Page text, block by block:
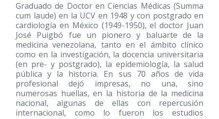
Graduado de Doctor en Ciencias Médicas (Summa
cum laude) en la UCV en 1948 y con postgrado en
cardiología en México (1949-1950), el doctor Juan
José Puigbó fue un pionero y baluarte de la
medicina venezolana, tanto en el ámbito clínico
como en la investigación, la docencia universitaria
(en pre- y postgrado), la epidemiología, la salud
pública y la historia. En sus 70 años de vida
profesional dejó impresas, no una, sino
numerosas huellas, en la historia de la medicina
nacional, algunas de ellas con repercusión
internacional, como lo fueron los estudios